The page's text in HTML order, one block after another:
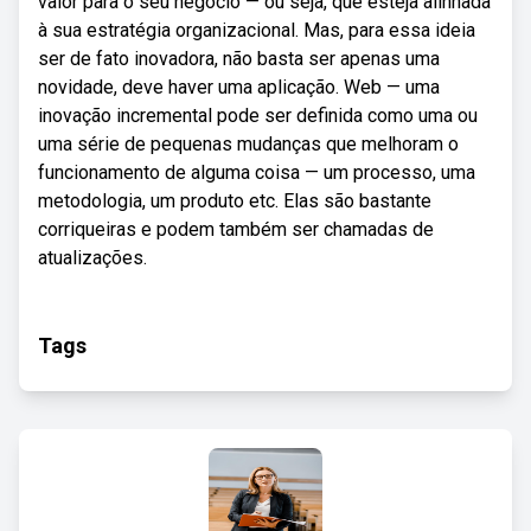
à sua estratégia organizacional. Mas, para essa ideia
ser de fato inovadora, não basta ser apenas uma
novidade, deve haver uma aplicação. Web — uma
inovação incremental pode ser definida como uma ou
uma série de pequenas mudanças que melhoram o
funcionamento de alguma coisa — um processo, uma
metodologia, um produto etc. Elas são bastante
corriqueiras e podem também ser chamadas de
atualizações.
Tags